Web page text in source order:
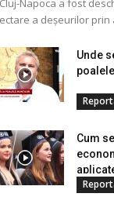
Napoca a fost
a deșeurilor
Unde
Cum